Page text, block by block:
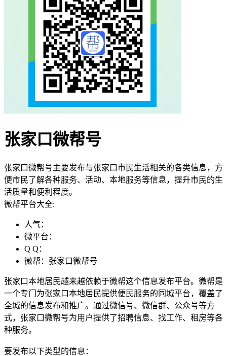
张家口微帮号
张家口微帮号主要发布与张家口市民生活相关的各类信息，方
便市民了解各种服务、活动、本地服务等信息，提升市民的生
活质量和便利程度。
微帮平台大全:
人气：
微平台：
Q Q：
微帮：张家口微帮号
张家口本地居民越来越依赖于微帮这个信息发布平台。微帮是
一个专门为张家口本地居民提供便民服务的同城平台，覆盖了
全城的信息发布和推广。通过微信号、微信群、公众号等方
式，张家口微帮号为用户提供了招聘信息、找工作、租房等各
种服务。
要发布以下类型的信息：